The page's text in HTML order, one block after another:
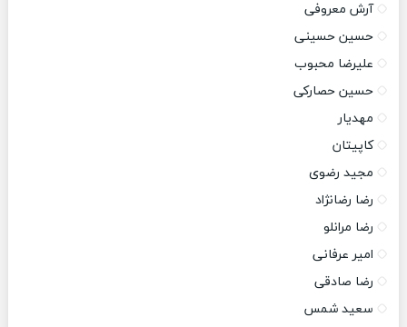
آرش معروفی
حسین حسینی
علیرضا محبوب
حسین حصارکی
مهدیار
کاپیتان
مجید رضوی
رضا رضانژاد
رضا مرانلو
امیر عرفانی
رضا صادقی
سعید شمس